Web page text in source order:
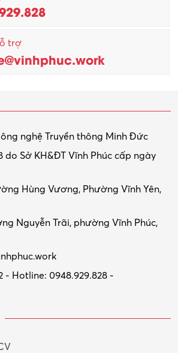
trợ
nghệ Truyền thông Minh Đức
do Sở KH&ĐT Vĩnh Phúc cấp ngày
Hùng Vương, Phường Vĩnh Yên,
Nguyễn Trãi, phường Vĩnh Phúc,
- Hotline: 0948.929.828 -